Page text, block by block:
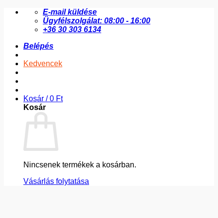
Skip
E-mail küldése
Ügyfélszolgálat: 08:00 - 16:00
+36 30 303 6134
Belépés
Kedvencek
Kosár /0 Ft
Kosár
Nincsenek termékek a kosárban.
Vásárlás folytatása